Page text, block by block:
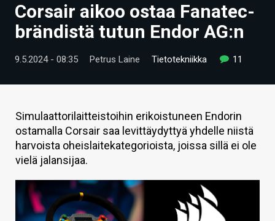
UUTISET
TIETOA
HINTA.FI
VAIHDA TEEMA
Corsair aikoo ostaa Fanatec-
brändistä tutun Endor AG:n
9.5.2024 - 08:35 Petrus Laine Tietotekniikka 11
Simulaattorilaitteistoihin erikoistuneen Endorin
ostamalla Corsair saa levittäydyttyä yhdelle niistä
harvoista oheislaitekategorioista, joissa sillä ei ole
vielä jalansijaa.